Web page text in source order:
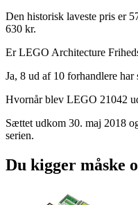
Den historisk laveste pris er
630 kr.
Er LEGO Architecture
Ja, 8 ud af 10 forhandlere
Hvornår blev LEGO 21042
Sættet udkom 30. maj 2018
serien.
Du kigger måske